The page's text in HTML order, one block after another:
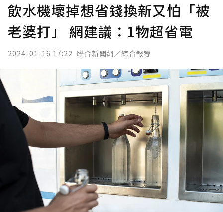
飲水機壞掉想省錢換新又怕「被
老婆打」 網建議：1物超省電
2024-01-16 17:22 聯合新聞網／綜合報導